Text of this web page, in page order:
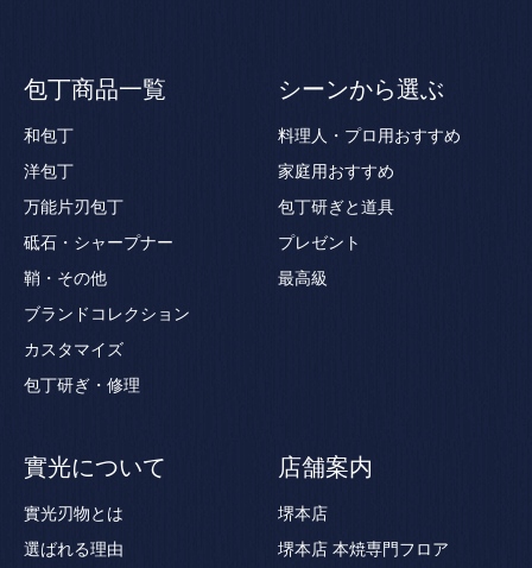
包丁商品一覧
和包丁
洋包丁
万能片刃包丁
砥石・シャープナー
鞘・その他
ブランドコレクション
カスタマイズ
包丁研ぎ・修理
シーンから選ぶ
料理人・プロ用おすすめ
家庭用おすすめ
包丁研ぎと道具
プレゼント
最高級
實光について
實光刃物とは
選ばれる理由
店舗案内
堺本店
堺本店 本焼専門フロア